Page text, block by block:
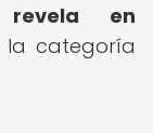
en
la categoría